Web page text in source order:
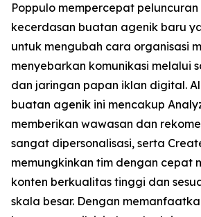
Poppulo mempercepat
kecerdasan buatan agenik baru
untuk mengubah cara organisasi
menyebarkan komunikasi melalui
dan jaringan papan iklan digital.
buatan agenik ini mencakup
memberikan wawasan dan
sangat dipersonalisasi, serta
memungkinkan tim dengan cepat
konten berkualitas tinggi dan
skala besar. Dengan